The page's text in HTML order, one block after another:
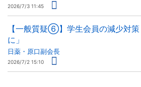
2026/7/3 11:45
【一般質疑⑥】学生会員の減少対
に」
日薬・原口副会長
2026/7/2 15:10